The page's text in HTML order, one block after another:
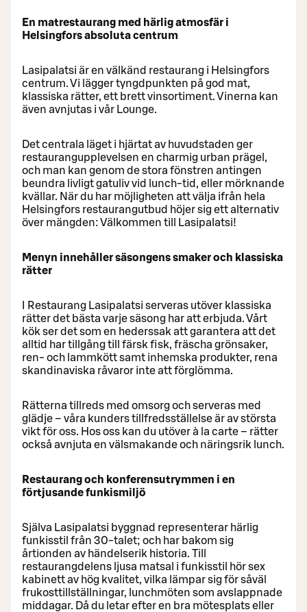
En matrestaurang med härlig atmosfär i
Helsingfors absoluta centrum
Lasipalatsi är en välkänd restaurang i Helsingfors
centrum. Vi lägger tyngdpunkten på god mat,
klassiska rätter, ett brett vinsortiment. Vinerna kan
även avnjutas i vår Lounge.
Det centrala läget i hjärtat av huvudstaden ger
restaurangupplevelsen en charmig urban prägel,
och man kan genom de stora fönstren antingen
beundra livligt gatuliv vid lunch-tid, eller mörknande
kvällar. När du har möjligheten att välja ifrån hela
Helsingfors restaurangutbud höjer sig ett alternativ
över mängden: Välkommen till Lasipalatsi!
Menyn innehåller säsongens smaker och klassiska
rätter
I Restaurang Lasipalatsi serveras utöver klassiska
rätter det bästa varje säsong har att erbjuda. Vårt
kök ser det som en hederssak att garantera att det
alltid har tillgång till färsk fisk, fräscha grönsaker,
ren- och lammkött samt inhemska produkter, rena
skandinaviska råvaror inte att förglömma.
Rätterna tillreds med omsorg och serveras med
glädje – våra kunders tillfredsställelse är av största
vikt för oss. Hos oss kan du utöver à la carte – rätter
också avnjuta en välsmakande och näringsrik lunch.
Restaurang och konferensutrymmen i en
förtjusande funkismiljö
Själva Lasipalatsi byggnad representerar härlig
funkisstil från 30-talet; och har bakom sig
årtionden av händelserik historia. Till
restaurangdelens ljusa matsal i funkisstil hör sex
kabinett av hög kvalitet, vilka lämpar sig för såväl
frukosttillställningar, lunchmöten som avslappnade
middagar. Då du letar efter en bra mötesplats eller